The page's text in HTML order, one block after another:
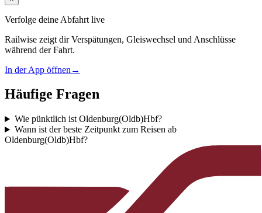
Verfolge deine Abfahrt live
Railwise zeigt dir Verspätungen, Gleiswechsel und Anschlüsse
während der Fahrt.
In der App öffnen →
Häufige Fragen
Wie pünktlich ist Oldenburg(Oldb)Hbf?
Wann ist der beste Zeitpunkt zum Reisen ab
Oldenburg(Oldb)Hbf?